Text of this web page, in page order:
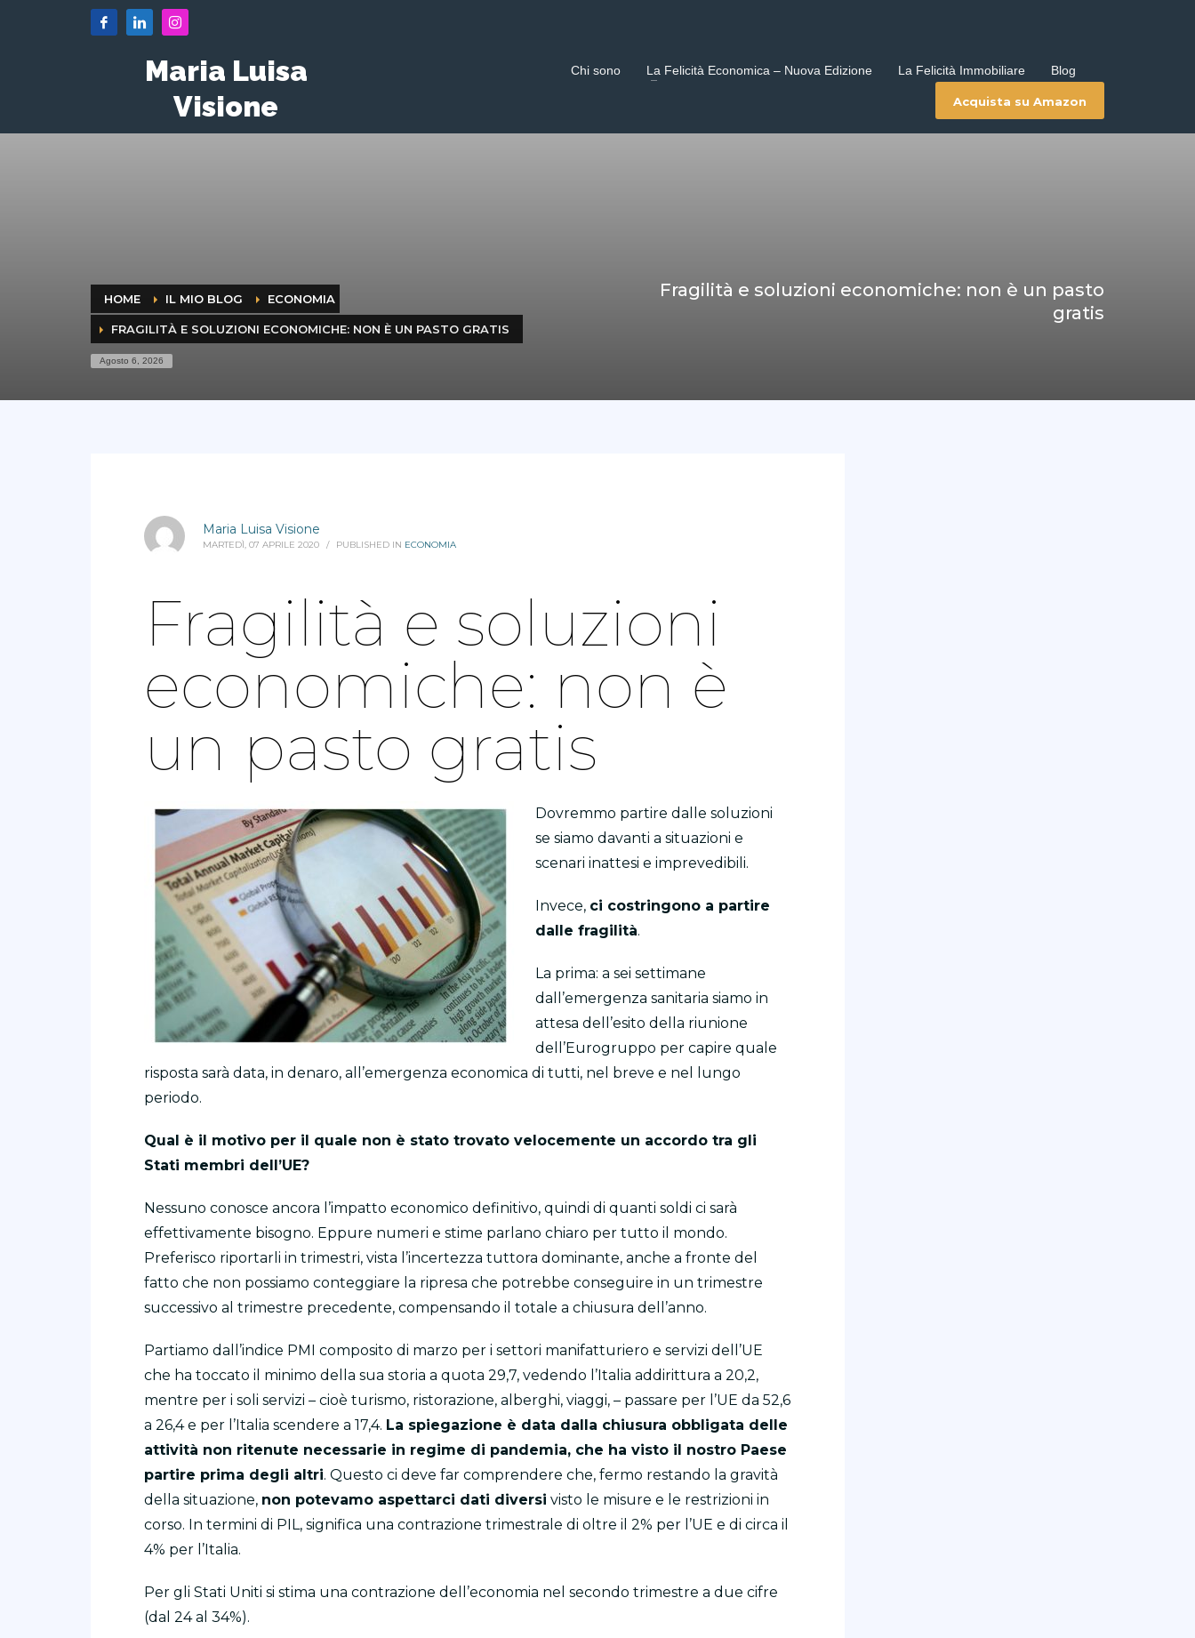
Maria Luisa
Visione
Chi sono La Felicità Economica – Nuova Edizione La Felicità Immobiliare Blog
Acquista su Amazon
HOME IL MIO BLOG ECONOMIA
FRAGILITÀ E SOLUZIONI ECONOMICHE: NON È UN PASTO GRATIS
Agosto 6, 2026
Fragilità e soluzioni economiche: non è un pasto
gratis
Maria Luisa Visione
MARTEDÌ, 07 APRILE 2020 / PUBLISHED IN ECONOMIA
Fragilità e soluzioni
economiche: non è
un pasto gratis
Dovremmo partire dalle soluzioni
se siamo davanti a situazioni e
scenari inattesi e imprevedibili.
Invece, ci costringono a partire
dalle fragilità.
La prima: a sei settimane
dall’emergenza sanitaria siamo in
attesa dell’esito della riunione
dell’Eurogruppo per capire quale
risposta sarà data, in denaro, all’emergenza economica di tutti, nel breve e nel lungo
periodo.
Qual è il motivo per il quale non è stato trovato velocemente un accordo tra gli
Stati membri dell’UE?
Nessuno conosce ancora l’impatto economico definitivo, quindi di quanti soldi ci sarà
effettivamente bisogno. Eppure numeri e stime parlano chiaro per tutto il mondo.
Preferisco riportarli in trimestri, vista l’incertezza tuttora dominante, anche a fronte del
fatto che non possiamo conteggiare la ripresa che potrebbe conseguire in un trimestre
successivo al trimestre precedente, compensando il totale a chiusura dell’anno.
Partiamo dall’indice PMI composito di marzo per i settori manifatturiero e servizi dell’UE
che ha toccato il minimo della sua storia a quota 29,7, vedendo l’Italia addirittura a 20,2,
mentre per i soli servizi – cioè turismo, ristorazione, alberghi, viaggi, – passare per l’UE da 52,6
a 26,4 e per l’Italia scendere a 17,4. La spiegazione è data dalla chiusura obbligata delle
attività non ritenute necessarie in regime di pandemia, che ha visto il nostro Paese
partire prima degli altri. Questo ci deve far comprendere che, fermo restando la gravità
della situazione, non potevamo aspettarci dati diversi visto le misure e le restrizioni in
corso. In termini di PIL, significa una contrazione trimestrale di oltre il 2% per l’UE e di circa il
4% per l’Italia.
Per gli Stati Uniti si stima una contrazione dell’economia nel secondo trimestre a due cifre
(dal 24 al 34%).